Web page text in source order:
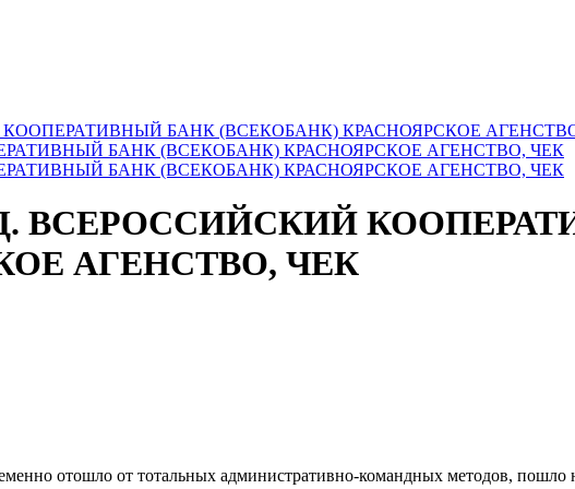
КООПЕРАТИВНЫЙ БАНК (ВСЕКОБАНК) КРАСНОЯРСКОЕ
ВСЕРОССИЙСКИЙ
АГЕНСТВО, ЧЕК
отошло от тотальных административно-командных методов, пошло